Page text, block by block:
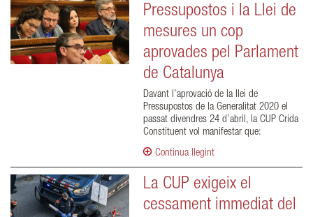
Pressupostos i la Llei de
mesures un cop
aprovades pel Parlament
de Catalunya
Davant l’aprovació de la llei de
Pressupostos de la Generalitat 2020 el
passat divendres 24 d’abril, la CUP Crida
Constituent vol manifestar que:
Continua llegint
La CUP exigeix el
cessament immediat del